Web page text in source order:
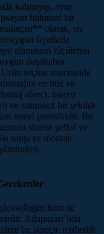
kalmayıp, aynı
bütünsel bir
olarak, siz
uygun fiyatlarla
alanınızın ölçülerini
duşakabin
seçimi sonrasında
en titiz ve
süreci, banyo
ve sorunsuz bir şekilde
temel prensibidir. Bu
sizlere şeffaf ve
satışı ve montajı
hem de
Adapazarı’nda
bu süreçte rehberlik